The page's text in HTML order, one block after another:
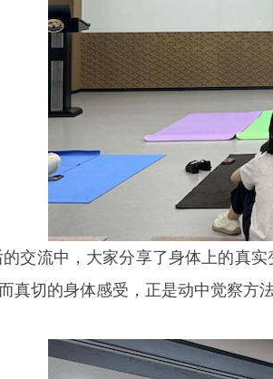
交流中，大家分享了身体上的真
真切的身体感受，正是动中觉察